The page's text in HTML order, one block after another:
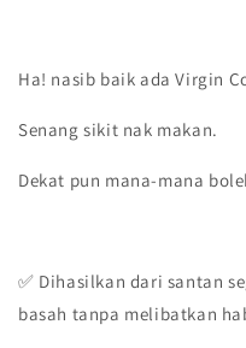
Ha! nasib baik ada Virgin
Senang sikit nak makan.
Dekat pun mana-mana
✅ Dihasilkan dari santan
basah tanpa melibatkan